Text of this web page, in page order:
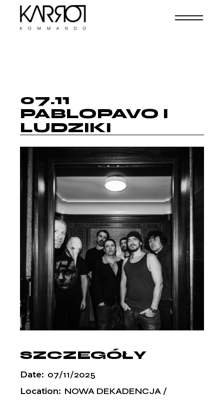
07.11
PABLOPAVO I
LUDZIKI
SZCZEGÓŁY
Date: 07/11/2025
Location: NOWA DEKADENCJA /